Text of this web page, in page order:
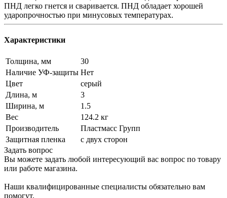
ПНД легко гнется и сваривается. ПНД обладает хорошей
ударопрочностью при минусовых температурах.
Характеристики
Толщина, мм
30
Наличие УФ-защиты Нет
Цвет
серый
Длина, м
3
Ширина, м
1.5
Вес
124.2 кг
Производитель
Пластмасс Групп
Защитная пленка
с двух сторон
Задать вопрос
Вы можете задать любой интересующий вас вопрос по товару
или работе магазина.
Наши квалифицированные специалисты обязательно вам
помогут.